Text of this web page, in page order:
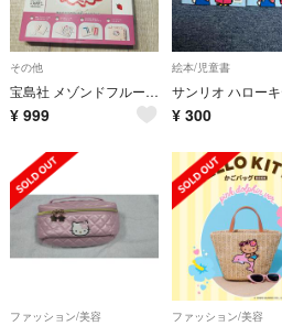
その他
宝島社 メゾンドフルール×ハローキティ いちごマルチケースBOOK 本のみ
¥ 999
絵本/児童書
¥ 300
ファッション/美容 ファッション/美容